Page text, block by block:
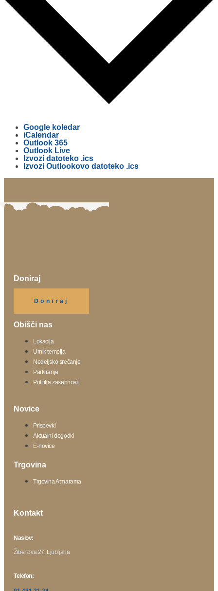
Google koledar
iCalendar
Outlook 365
Outlook Live
Izvozi datoteko .ics
Izvozi Outlookovo datoteko .ics
Doniraj
Doniraj
Obišči nas
Lokacija
Urnik templja
Nedeljsko srečanje
Parkiranje
Politika zasebnosti
Novice
Prispevki
Aktualni dogodki
E-novice
Trgovina
Trgovina Atmarama
Kontakt
Naslov:
Žibertova 27, Ljubljana
Telefon: